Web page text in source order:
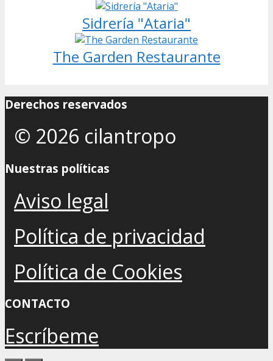
Sidrería "Ataria"
The Garden Restaurante
Derechos reservados
© 2026 cilantropo
Nuestras políticas
Aviso legal
Política de privacidad
Política de Cookies
CONTACTO
Escríbeme